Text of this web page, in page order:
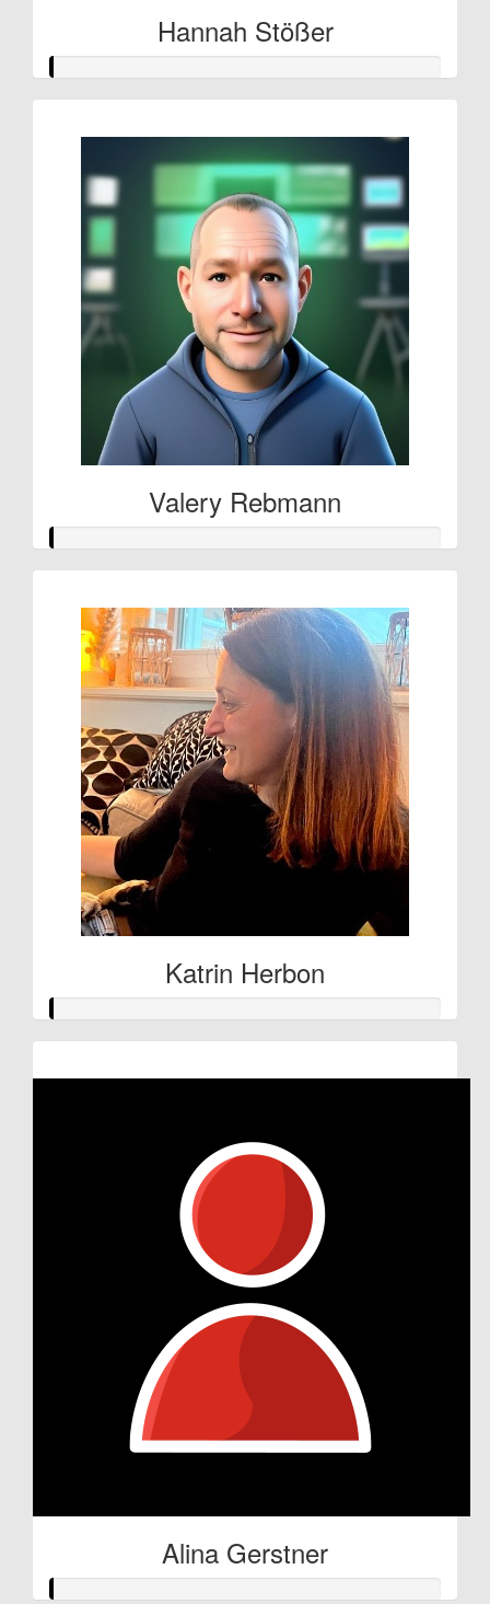
Hannah Stößer
Valery Rebmann
Katrin Herbon
Alina Gerstner